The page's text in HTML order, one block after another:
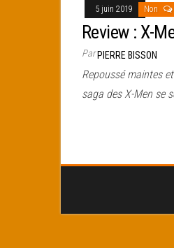
5 juin 2019 Non
Review : X-
ParPIERRE BISSON
Repoussé maintes
saga des X-Men se